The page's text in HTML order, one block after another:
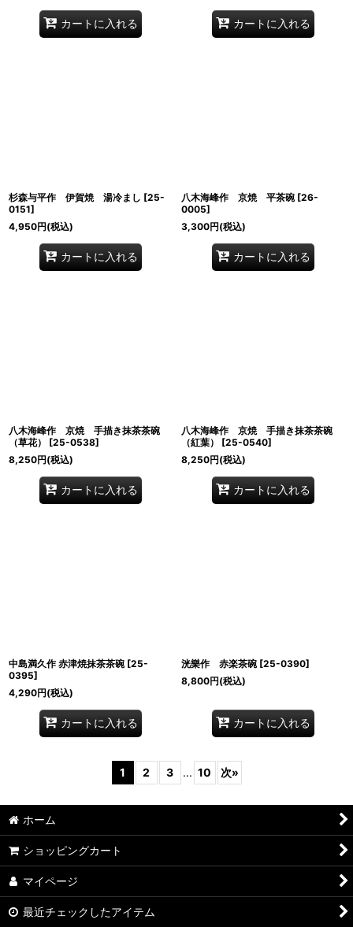
カートに入れる カートに入れる
杉森与平作 伊賀焼 湯冷まし [25-
0151]
4,950円(税込)
カートに入れる
八木海峰作 京焼 平茶碗 [26-
0005]
3,300円(税込)
カートに入れる
八木海峰作 京焼 手描き抹茶茶碗
（草花）
[25-0538]
8,250円(税込)
カートに入れる
八木海峰作 京焼 手描き抹茶茶碗
（紅葉）
[25-0540]
8,250円(税込)
カートに入れる
中島満久作 赤津焼抹茶茶碗 [25-
0395]
4,290円(税込)
カートに入れる
洸樂作 赤楽茶碗 [25-0390]
8,800円(税込)
カートに入れる
1 2 3 ... 10 次»
ホーム
ショッピングカート
マイページ
最近チェックしたアイテム